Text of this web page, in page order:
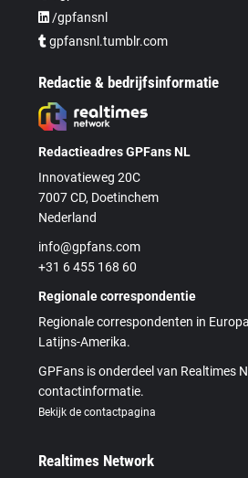
/gpfansnl
gpfansnl.tumblr.com
Redactie & bedrijfsinformatie
Redactieadres GPFans NL
Innovatieweg 20C
7007 CD, Doetinchem
Nederland
info@gpfans.com
+31 6 455 168 60
Regionale correspondentie
Regionale correspondenten in
Latijns-Amerika.
GPFans is onderdeel van Realtimes
contactinformatie.
Bekijk de contactpagina
Realtimes Network